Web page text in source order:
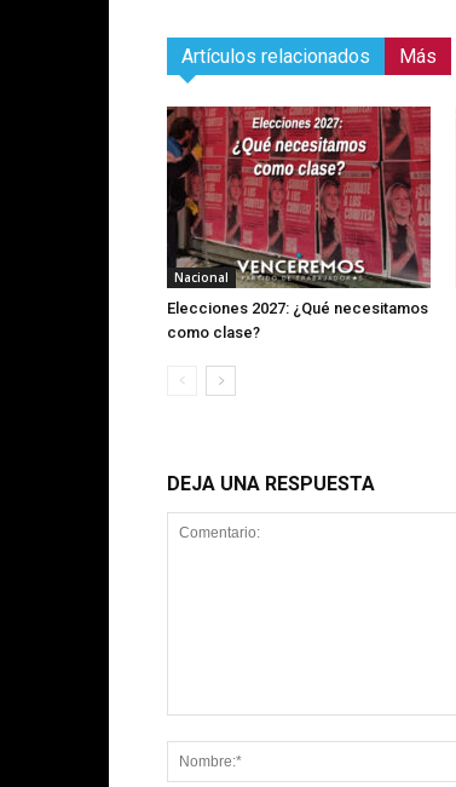
Artículos relacionados Más
Nacional
Elecciones 2027: ¿Qué necesitamos
como clase?
DEJA UNA RESPUESTA